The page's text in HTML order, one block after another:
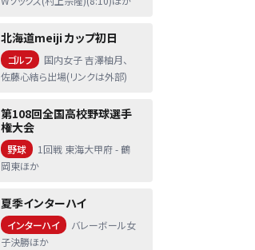
北海道meiji カップ初日
ゴルフ
国内女子 吉澤柚月、
佐藤心結ら出場(リンクは外部)
第108回全国高校野球選手
権大会
野球
1回戦 東海大甲府 - 鶴
岡東ほか
夏季インターハイ
インターハイ
バレーボール女
子決勝ほか